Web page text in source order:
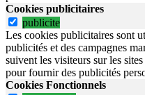
Cookies publicitaires
publicite
Les cookies publicitaires sont
publicités et des campagnes
suivent les visiteurs sur les
pour fournir des publicités
Cookies Fonctionnels